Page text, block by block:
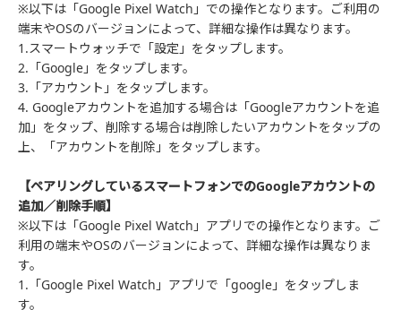
※以下は「Google Pixel Watch」での操作となります。ご利用の
端末やOSのバージョンによって、詳細な操作は異なります。
1.スマートウォッチで「設定」をタップします。
2.「Google」をタップします。
3.「アカウント」をタップします。
4. Googleアカウントを追加する場合は「Googleアカウントを追
加」をタップ、削除する場合は削除したいアカウントをタップの
上、「アカウントを削除」をタップします。
【ペアリングしているスマートフォンでのGoogleアカウントの
追加／削除手順】
※以下は「Google Pixel Watch」アプリでの操作となります。ご
利用の端末やOSのバージョンによって、詳細な操作は異なりま
す。
1.「Google Pixel Watch」アプリで「google」をタップしま
す。